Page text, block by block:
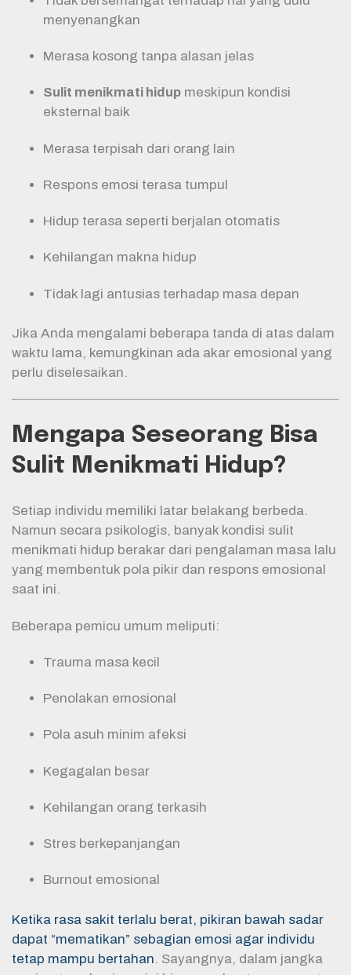
menyenangkan
Merasa kosong tanpa alasan jelas
Sulit menikmati hidup meskipun kondisi
eksternal baik
Merasa terpisah dari orang lain
Respons emosi terasa tumpul
Hidup terasa seperti berjalan otomatis
Kehilangan makna hidup
Tidak lagi antusias terhadap masa depan
Jika Anda mengalami beberapa tanda di atas dalam
waktu lama, kemungkinan ada akar emosional yang
perlu diselesaikan.
Mengapa Seseorang Bisa
Sulit Menikmati Hidup?
Setiap individu memiliki latar belakang berbeda.
Namun secara psikologis, banyak kondisi sulit
menikmati hidup berakar dari pengalaman masa lalu
yang membentuk pola pikir dan respons emosional
saat ini.
Beberapa pemicu umum meliputi:
Trauma masa kecil
Penolakan emosional
Pola asuh minim afeksi
Kegagalan besar
Kehilangan orang terkasih
Stres berkepanjangan
Burnout emosional
Ketika rasa sakit terlalu berat, pikiran bawah sadar
dapat “mematikan” sebagian emosi agar individu
tetap mampu bertahan. Sayangnya, dalam jangka